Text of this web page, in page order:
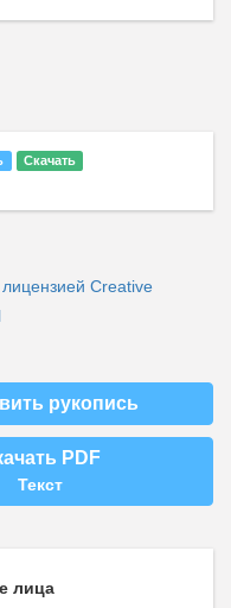
Скачать
Creative
рукопись
PDF
Текст
лица